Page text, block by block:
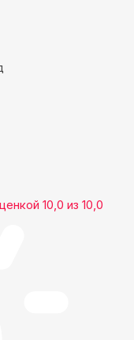
10,0 из 10,0